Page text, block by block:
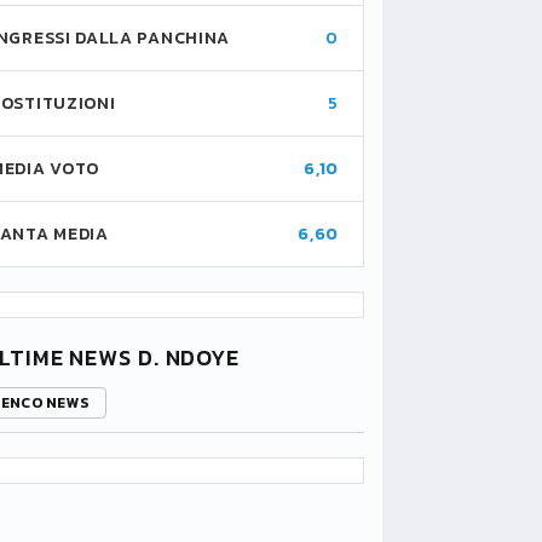
DALLA PANCHINA 0
5
VOTO 6,10
MEDIA 6,60
NEWS D. NDOYE
NEWS